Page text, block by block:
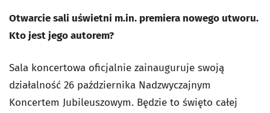
Otwarcie sali uświetni m.in. premiera nowego utworu.
Kto jest jego autorem?
Sala koncertowa oficjalnie zainauguruje swoją
działalność 26 października Nadzwyczajnym
Koncertem Jubileuszowym. Będzie to święto całej